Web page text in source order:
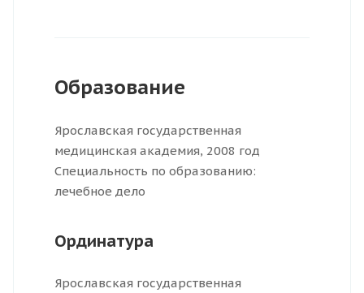
Образование
Ярославская государственная
медицинская академия, 2008 год
Специальность по образованию:
лечебное дело
Ординатура
Ярославская государственная